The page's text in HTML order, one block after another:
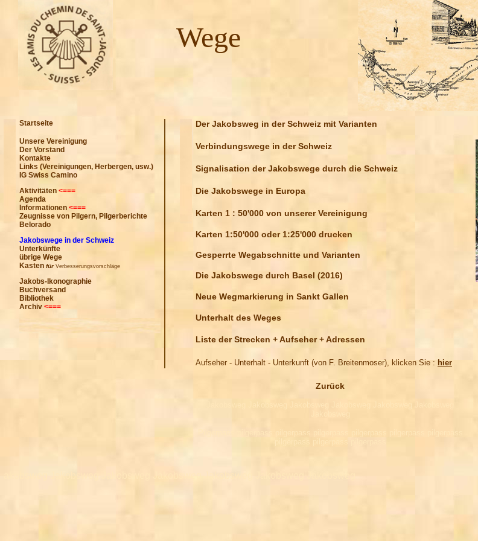
Wege
Startseite
Unsere Vereinigung
Der Vorstand
Kontakte
Links (Vereinigungen, Herbergen, usw.)
IG Swiss Camino
Aktivitäten <===
Agenda
Informationen <===
Zeugnisse von Pilgern, Pilgerberichte
Belorado
Jakobswege in der Schweiz
Unterkünfte
übrige Wege
Kasten für Verbesserungsvorschläge
Jakobs-Ikonographie
Buchversand
Bibliothek
Archiv <===
Der Jakobsweg in der Schweiz mit Varianten
Verbindungswege in der Schweiz
Signalisation der Jakobswege durch die Schweiz
Die Jakobswege in Europa
Karten 1 : 50'000 von unserer Vereinigung
Karten 1:50'000 oder 1:25'000 drucken
Gesperrte Wegabschnitte und Varianten
Die Jakobswege durch Basel (2016)
Neue Wegmarkierung in Sankt Gallen
Unterhalt des Weges
Liste der Strecken + Aufseher + Adressen
Aufseher - Unterhalt - Unterkunft (von F. Breitenmoser), klicken Sie : hier
Zurück